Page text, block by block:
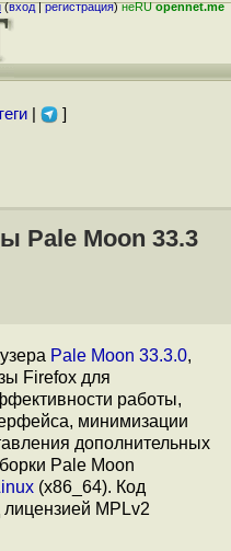
(вход|регистрация)неRUopennet.me
| ]
Pale Moon 33.3
Pale Moon 33.3.0,
Firefox для
работы,
минимизации
дополнительных
Pale Moon
(x86_64). Код
лицензией MPLv2